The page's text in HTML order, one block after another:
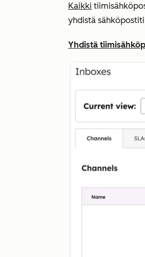
Kaikki
yhdistä
Yhdistä